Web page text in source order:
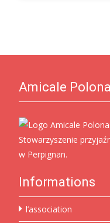
Amicale
Stowarzyszenie
w Perpignan.
Informations
l’association